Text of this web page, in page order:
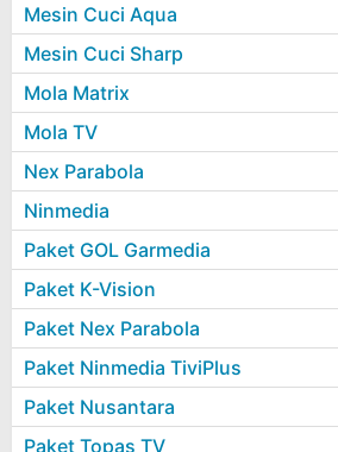
Mesin Cuci Aqua
Mesin Cuci Sharp
Mola Matrix
Mola TV
Nex Parabola
Ninmedia
Paket GOL Garmedia
Paket K-Vision
Paket Nex Parabola
Paket Ninmedia TiviPlus
Paket Nusantara
Paket Topas TV